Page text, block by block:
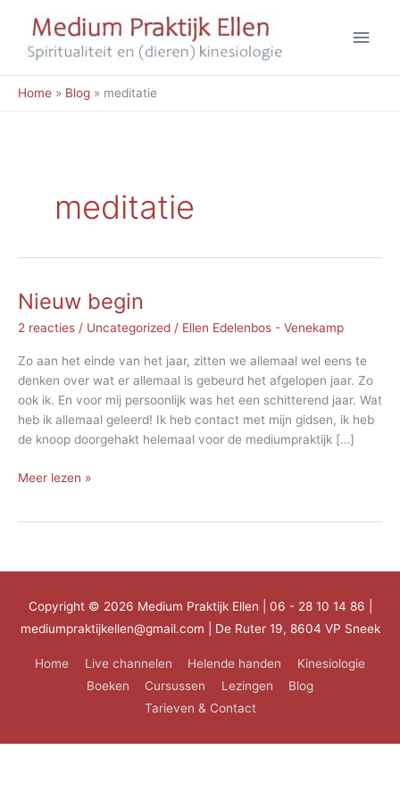
Home Blog meditatie
meditatie
Nieuw begin
2 reacties / Uncategorized / Ellen Edelenbos - Venekamp
Zo aan het einde van het jaar, zitten we allemaal wel eens te
denken over wat er allemaal is gebeurd het afgelopen jaar. Zo
ook ik. En voor mij persoonlijk was het een schitterend jaar. Wat
heb ik allemaal geleerd! Ik heb contact met mijn gidsen, ik heb
de knoop doorgehakt helemaal voor de mediumpraktijk […]
Nieuw
Meer lezen »
Copyright © 2026 Medium Praktijk Ellen | 06 - 28 10 14 86 |
mediumpraktijkellen@gmail.com | De Ruter 19, 8604 VP Sneek
Home Live channelen Helende handen
Kinesiologie
Boeken
Cursussen Lezingen
Blog
Tarieven & Contact